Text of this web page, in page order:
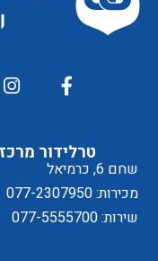
ל
טרלידור מרכז
שחם 6, כרמיאל
מכירות: 077-2307950
שירות: 077-5555700